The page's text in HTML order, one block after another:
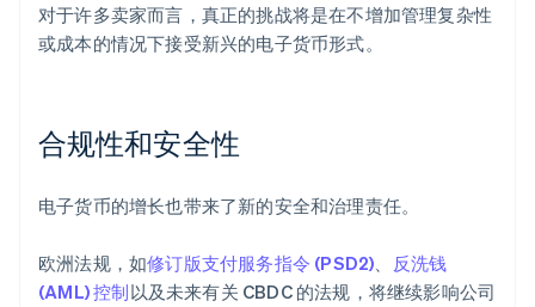
对于许多卖家而言，真正的挑战将是在不增加管理复杂性
或成本的情况下接受新兴的电子货币形式。
合规性和安全性
电子货币的增长也带来了新的安全和治理责任。
欧洲法规，如修订版支付服务指令 (PSD2)、 反洗钱
(AML) 控制以及未来有关 CBDC 的法规，将继续影响公司